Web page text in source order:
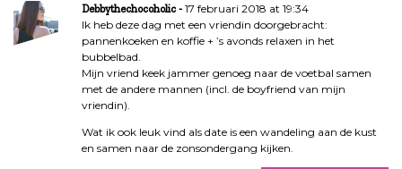
Debbythechocoholic
17 februari 2018 at 19:34
Ik heb deze dag met een vriendin doorgebracht:
pannenkoeken en koffie + ’s avonds relaxen in het
bubbelbad.
Mijn vriend keek jammer genoeg naar de voetbal samen
met de andere mannen (incl. de boyfriend van mijn
vriendin).
Wat ik ook leuk vind als date is een wandeling aan de kust
en samen naar de zonsondergang kijken.